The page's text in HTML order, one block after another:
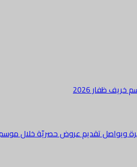
ظفار 2026
ويواصل تقديم عروض حصريّة خلال